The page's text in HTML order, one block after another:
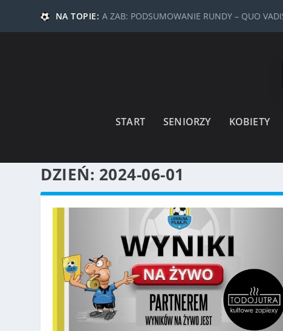
NA TOPIE: A ZAB: PODSUMOWANIE RUNDY – QUO
START SENIORZY KOBIETY
DZIEŃ: 2024-06-01